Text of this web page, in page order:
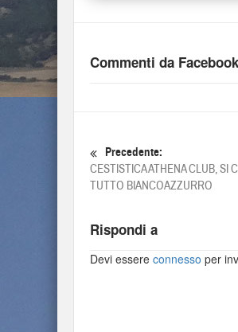
Commenti da Facebook
Precedente:
CESTISTICA ATHENA CLUB, SI
TUTTO BIANCOAZZURRO
Rispondi a
Devi essere connesso per